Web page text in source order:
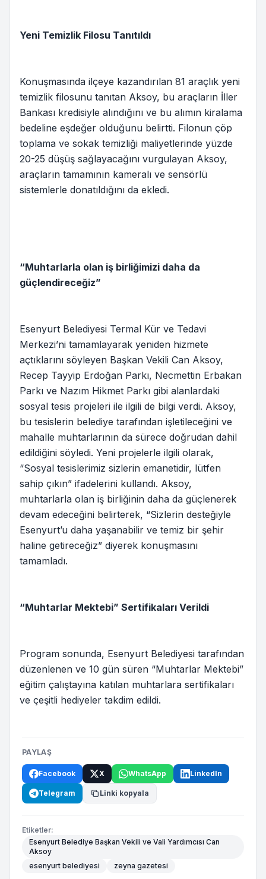
Yeni Temizlik Filosu Tanıtıldı
Konuşmasında ilçeye kazandırılan 81 araçlık yeni
temizlik filosunu tanıtan Aksoy, bu araçların İller
Bankası kredisiyle alındığını ve bu alımın kiralama
bedeline eşdeğer olduğunu belirtti. Filonun çöp
toplama ve sokak temizliği maliyetlerinde yüzde
20-25 düşüş sağlayacağını vurgulayan Aksoy,
araçların tamamının kameralı ve sensörlü
sistemlerle donatıldığını da ekledi.
“Muhtarlarla olan iş birliğimizi daha da
güçlendireceğiz”
Esenyurt Belediyesi Termal Kür ve Tedavi
Merkezi’ni tamamlayarak yeniden hizmete
açtıklarını söyleyen Başkan Vekili Can Aksoy,
Recep Tayyip Erdoğan Parkı, Necmettin Erbakan
Parkı ve Nazım Hikmet Parkı gibi alanlardaki
sosyal tesis projeleri ile ilgili de bilgi verdi. Aksoy,
bu tesislerin belediye tarafından işletileceğini ve
mahalle muhtarlarının da sürece doğrudan dahil
edildiğini söyledi. Yeni projelerle ilgili olarak,
“Sosyal tesislerimiz sizlerin emanetidir, lütfen
sahip çıkın” ifadelerini kullandı. Aksoy,
muhtarlarla olan iş birliğinin daha da güçlenerek
devam edeceğini belirterek, “Sizlerin desteğiyle
Esenyurt’u daha yaşanabilir ve temiz bir şehir
haline getireceğiz” diyerek konuşmasını
tamamladı.
“Muhtarlar Mektebi” Sertifikaları Verildi
Program sonunda, Esenyurt Belediyesi tarafından
düzenlenen ve 10 gün süren “Muhtarlar Mektebi”
eğitim çalıştayına katılan muhtarlara sertifikaları
ve çeşitli hediyeler takdim edildi.
PAYLAŞ
Facebook X WhatsApp LinkedIn
Telegram Linki kopyala
Etiketler:
Esenyurt Belediye Başkan Vekili ve Vali Yardımcısı Can
Aksoy
esenyurt belediyesi
zeyna gazetesi